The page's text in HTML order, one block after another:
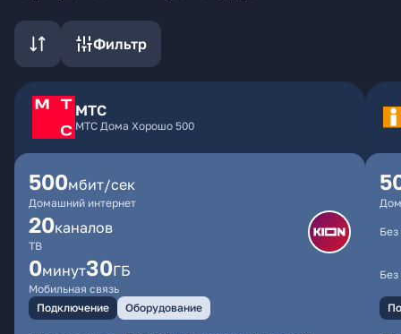
Фильтр
МТС
МТС Дома Хорошо 500
500мбит/сек
Домашний интернет
20каналов
ТВ
0минут30ГБ
Мобильная связь
Подключение
Оборудование